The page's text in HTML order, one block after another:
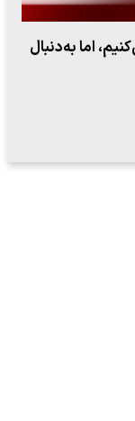
اما به‌دنبال